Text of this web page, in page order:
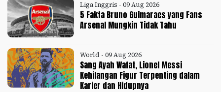
Liga Inggris - 09 Aug 2026
5 Fakta Bruno Guimaraes yang Fans
Arsenal Mungkin Tidak Tahu
World - 09 Aug 2026
Sang Ayah Wafat, Lionel Messi
Kehilangan Figur Terpenting dalam
Karier dan Hidupnya